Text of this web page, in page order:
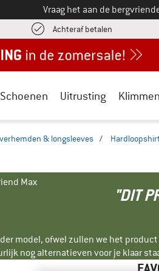
Vraag het aan de
Achteraf betalen vind de
Schoenen Uitrusting Klimmen
& longsleeves /
Max
"DIT
model, ofwel zullen we het
nog alternatieven voor je klaar